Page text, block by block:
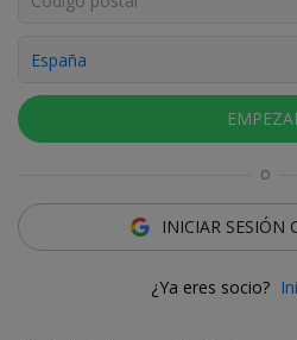
Ver fotos
Equipo Travelzoo
Oferta flexible
decide tus fechas de estancia
o
INICIAR SESIÓN
¿Ya eres socio?